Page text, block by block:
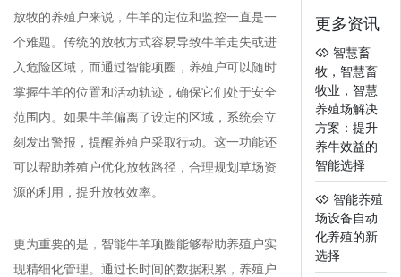
放牧的养殖户来说，牛羊的定位和监控一直是一
个难题。传统的放牧方式容易导致牛羊走失或进
入危险区域，而通过智能项圈，养殖户可以随时
掌握牛羊的位置和活动轨迹，确保它们处于安全
范围内。如果牛羊偏离了设定的区域，系统会立
刻发出警报，提醒养殖户采取行动。这一功能还
可以帮助养殖户优化放牧路径，合理规划草场资
源的利用，提升放牧效率。
更为重要的是，智能牛羊项圈能够帮助养殖户实
现精细化管理。通过长时间的数据积累，养殖户
更多资讯
智慧畜
牧，智慧畜
牧业，智慧
养殖场解决
方案：提升
养牛效益的
智能选择
智能养殖
场设备自动
化养殖的新
选择